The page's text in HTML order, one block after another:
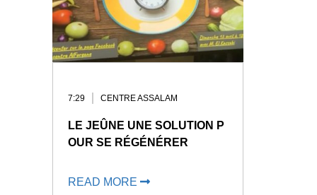
7:29 CENTRE ASSALAM
LE JEÛNE UNE SOLUTION P
OUR SE RÉGÉNÉRER
READ MORE